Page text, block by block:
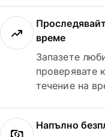
време
Запазете
проверявате
течение на
Напълно